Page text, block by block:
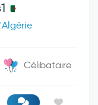
Célibataire